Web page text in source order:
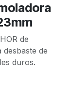
de
desbaste de
duros.